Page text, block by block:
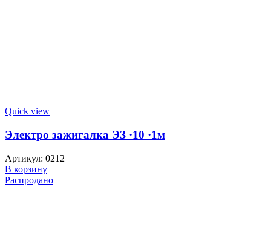
Quick view
Электро зажигалка ЭЗ ·10 ·1м
Артикул: 0212
В корзину
Распродано